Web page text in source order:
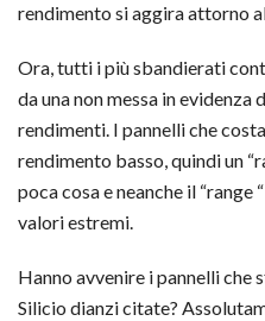
rendimento si aggira attorno
Ora, tutti i più sbandierati
da una non messa in evidenza
rendimenti. I pannelli che
rendimento basso, quindi un
poca cosa e neanche il “range
valori estremi.
Hanno avvenire i pannelli
Silicio dianzi citate?